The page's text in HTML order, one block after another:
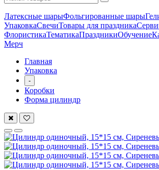
Латексные шарыФольгированные шары
УпаковкаСвечиТовары для праздника
ФлористикаТематикаПраздникиОбучение
Мерч
Главная
Упаковка
-
Коробки
Форма цилиндр